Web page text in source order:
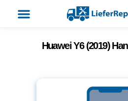
Huawei Y6 (2019)